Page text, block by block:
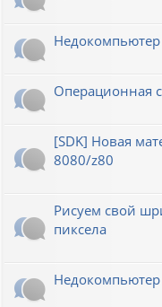
Недокомпьютер
Операционная
[SDK] Новая
8080/z80
Рисуем свой
пиксела
Недокомпьютер